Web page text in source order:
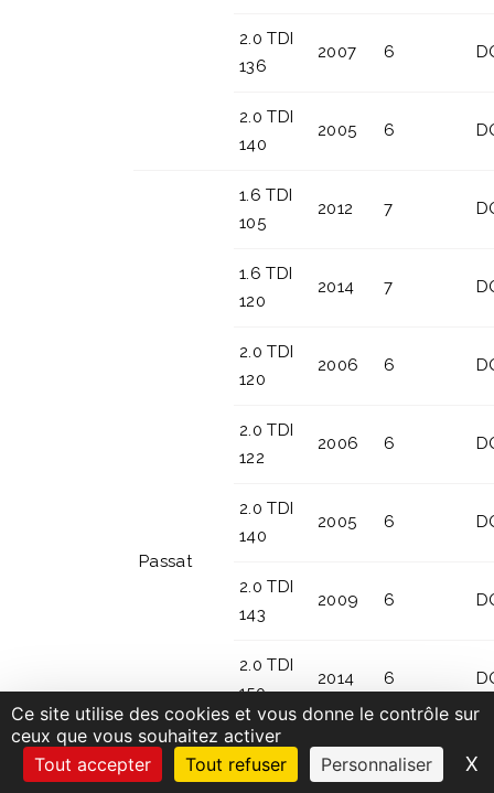
Ce site utilise des cookies et vous donne le contrôle sur
ceux que vous souhaitez activer
Tout accepter
Tout refuser Personnaliser X
Diesel
2.0 TDI
136
2007 6
2.0 TDI
140
2005 6
Passat
1.6 TDI
105
2012 7
1.6 TDI
120
2014 7
2.0 TDI
120
2006 6
2.0 TDI
122
2006 6
2.0 TDI
140
2005 6
2.0 TDI
143
2009 6
2.0 TDI
150
2014 6
2.0 TDI
170
2006 6